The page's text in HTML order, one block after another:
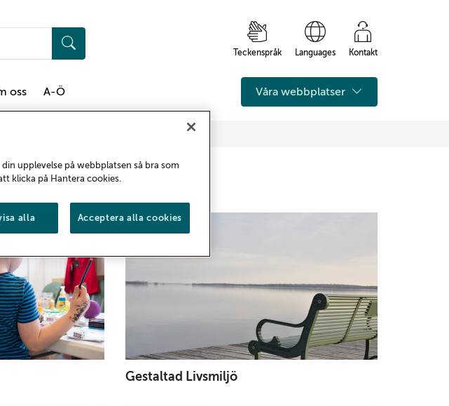
Teckenspråk Languages Kontakt
oss A-Ö Våra webbplatser
Gestaltad Livsmiljö
upplevelse på webbplatsen så bra som
klicka på Hantera cookies.
alla Acceptera alla cookies